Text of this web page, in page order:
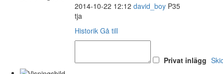
2014-10-22 12:12 david_boy P35
tja
Historik Gå till
Privat inlägg